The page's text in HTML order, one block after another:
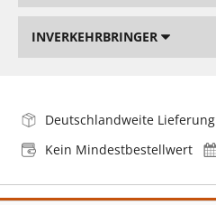
INVERKEHRBRINGER
Deutschlandweite Lieferung
Kein Mindestbestellwert